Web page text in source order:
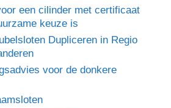
een cilinder met certificaat
keuze is
Dupliceren in Regio
voor de donkere